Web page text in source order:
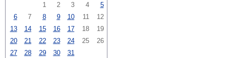
1
2 3 4
5
6
7 8 9 10 11
12
13
14 15 16 17 18
19
20
21 22 23 24 25
26
27
28 29 30 31